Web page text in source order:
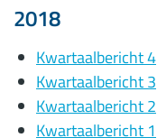
2018
Kwartaalbericht 4
Kwartaalbericht 3
Kwartaalbericht 2
Kwartaalbericht 1